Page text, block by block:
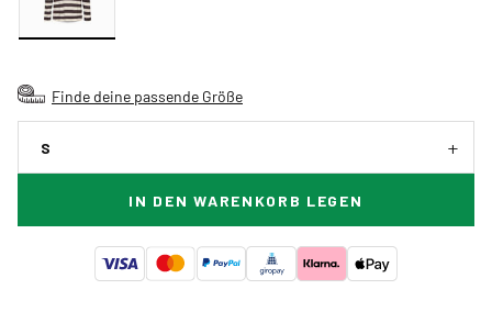
Finde deine passende Größe
S
IN DEN WARENKORB LEGEN